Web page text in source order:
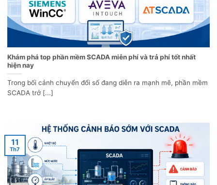
Khám phá top phần mềm SCADA miễn phí và trả phí tốt nhất
hiện nay
Trong bối cảnh chuyển đổi số đang diễn ra mạnh mẽ, phần mềm
SCADA trở [...]
11
Th7